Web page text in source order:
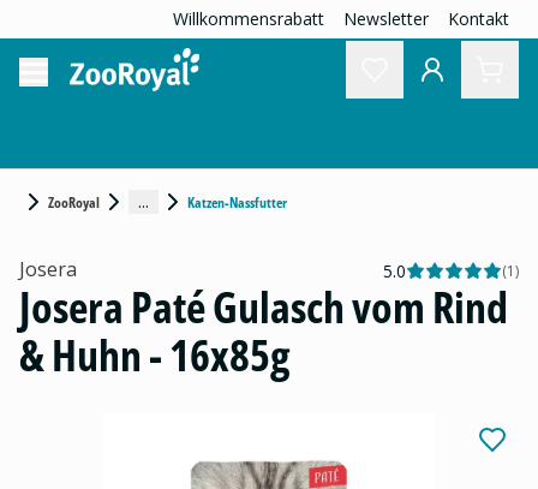
Willkommensrabatt Newsletter Kontakt
ZooRoyal ... Katzen-Nassfutter
Josera 5.0 (1)
Josera Paté Gulasch vom Rind
& Huhn - 16x85g